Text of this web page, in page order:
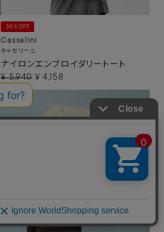
30%OFF
Casselini
キャセリーニ
ナイロンエンブロイダリートート
¥ 5,940 ¥ 4,158